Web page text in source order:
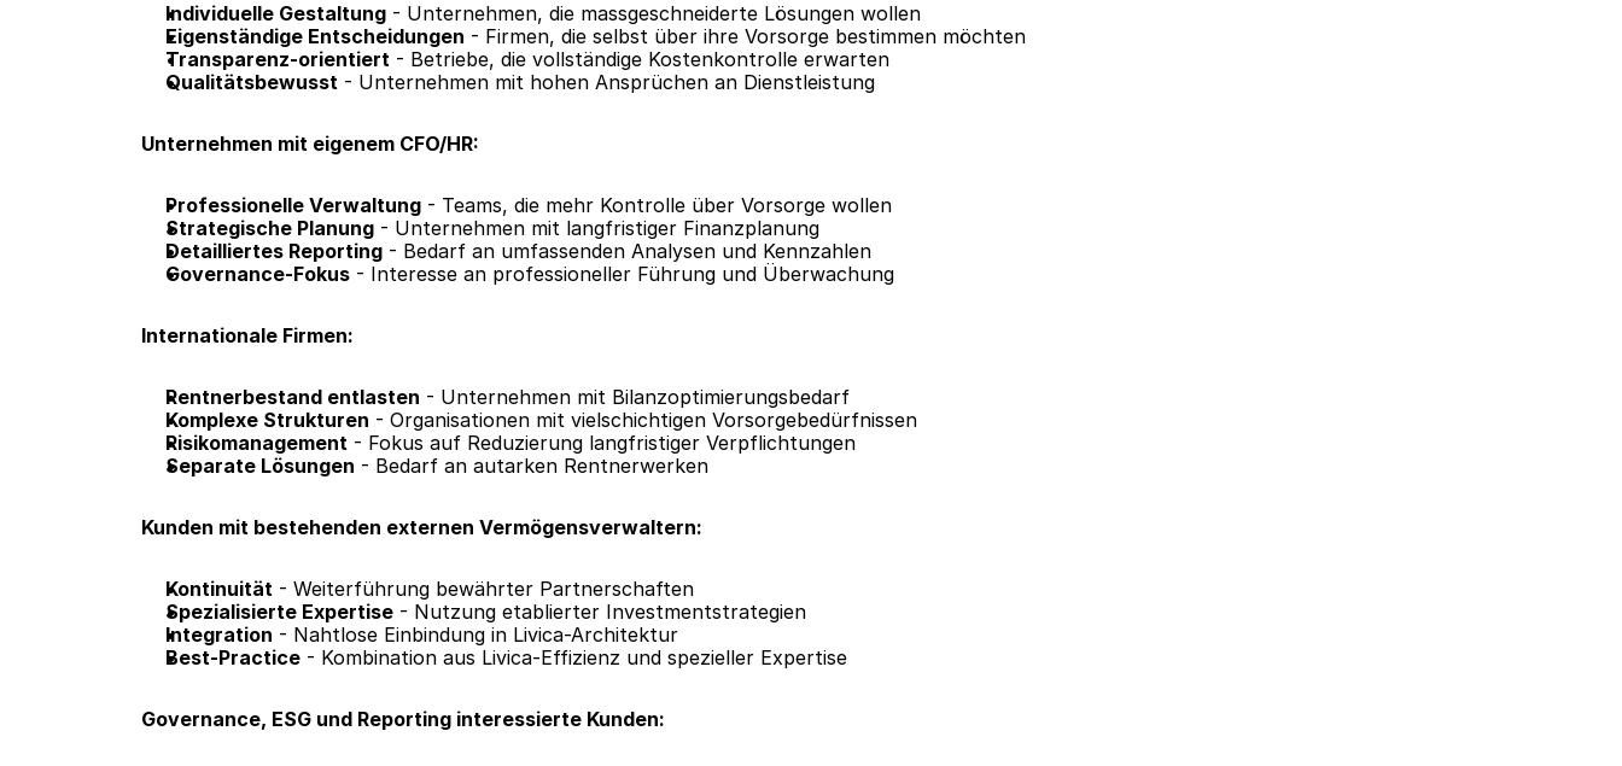
Individuelle Gestaltung - Unternehmen, die massgeschneiderte Lösungen wollen
Eigenständige Entscheidungen - Firmen, die selbst über ihre Vorsorge bestimmen möchten
Transparenz-orientiert - Betriebe, die vollständige Kostenkontrolle erwarten
Qualitätsbewusst - Unternehmen mit hohen Ansprüchen an Dienstleistung
Unternehmen mit eigenem CFO/HR:
Professionelle Verwaltung - Teams, die mehr Kontrolle über Vorsorge wollen
Strategische Planung - Unternehmen mit langfristiger Finanzplanung
Detailliertes Reporting - Bedarf an umfassenden Analysen und Kennzahlen
Governance-Fokus - Interesse an professioneller Führung und Überwachung
Internationale Firmen:
Rentnerbestand entlasten - Unternehmen mit Bilanzoptimierungsbedarf
Komplexe Strukturen - Organisationen mit vielschichtigen Vorsorgebedürfnissen
Risikomanagement - Fokus auf Reduzierung langfristiger Verpflichtungen
Separate Lösungen - Bedarf an autarken Rentnerwerken
Kunden mit bestehenden externen Vermögensverwaltern:
Kontinuität - Weiterführung bewährter Partnerschaften
Spezialisierte Expertise - Nutzung etablierter Investmentstrategien
Integration - Nahtlose Einbindung in Livica-Architektur
Best-Practice - Kombination aus Livica-Effizienz und spezieller Expertise
Governance, ESG und Reporting interessierte Kunden: